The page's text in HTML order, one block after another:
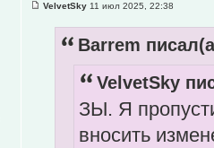
VelvetSky 11 июл 2025, 22:38
Barrem
VelvetSky
ЗЫ. Я
вносить